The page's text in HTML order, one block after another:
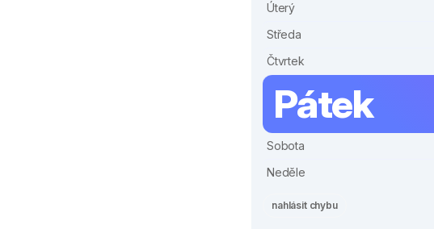
Úterý
Středa
Čtvrtek
Pátek
Sobota
Neděle
nahlásit chybu